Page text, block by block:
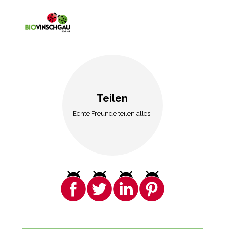
Teilen
Echte Freunde teilen alles.